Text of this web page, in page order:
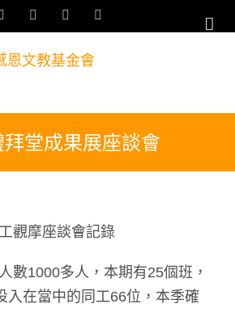
FacebookYouTubeEmail:
拜堂成果展座談會
觀摩座談會記錄
數1000多人，本期有25個班，
入在當中的同工66位，本季確